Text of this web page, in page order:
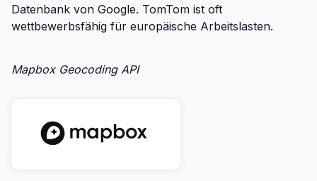
Datenbank von Google. TomTom ist oft
wettbewerbsfähig für europäische Arbeitslasten.
Mapbox Geocoding API